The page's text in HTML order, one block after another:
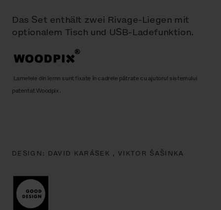
Das Set enthält zwei Rivage-Liegen mit
optionalem Tisch und USB-Ladefunktion.
Lamelele din lemn sunt fixate în cadrele pătrate cu ajutorul sistemului
patentat Woodpix.
DESIGN: DAVID KARÁSEK , VIKTOR ŠAŠINKA